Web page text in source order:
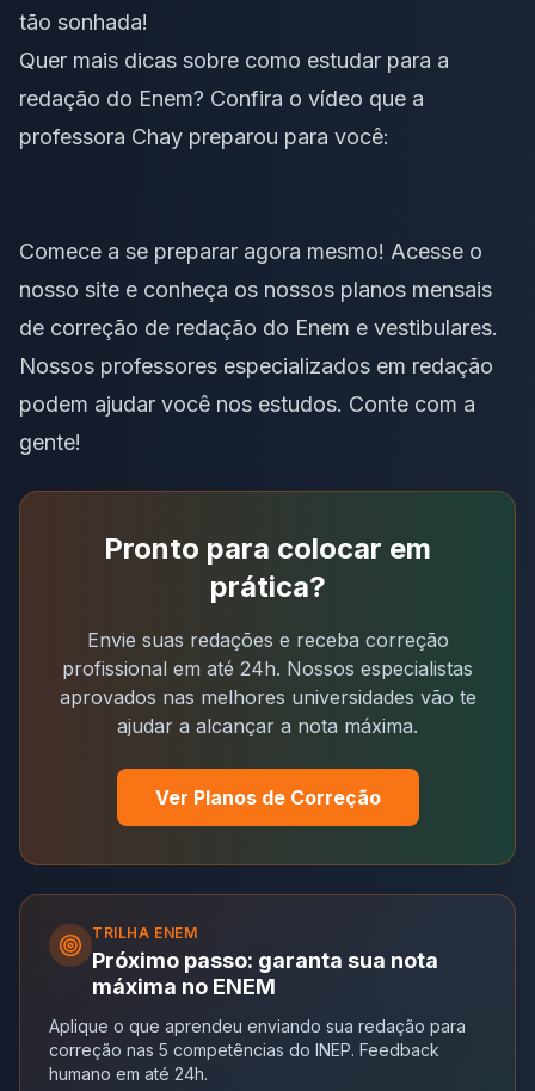
tão sonhada!
Quer mais dicas sobre como estudar para a
redação do Enem? Confira o vídeo que a
professora Chay preparou para você:
Comece a se preparar agora mesmo! Acesse o
nosso site e conheça os nossos planos mensais
de correção de redação do Enem e vestibulares.
Nossos professores especializados em redação
podem ajudar você nos estudos. Conte com a
gente!
Pronto para colocar em
prática?
Envie suas redações e receba correção
profissional em até 24h. Nossos especialistas
aprovados nas melhores universidades vão te
ajudar a alcançar a nota máxima.
Ver Planos de Correção
TRILHA ENEM
Próximo passo: garanta sua nota
máxima no ENEM
Aplique o que aprendeu enviando sua redação para
correção nas 5 competências do INEP. Feedback
humano em até 24h.